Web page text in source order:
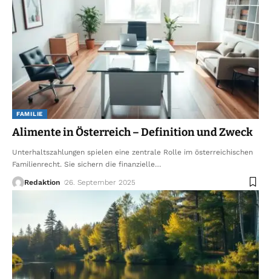
FAMILIE
Alimente in Österreich – Definition und Zweck
Unterhaltszahlungen spielen eine zentrale Rolle im österreichischen
Familienrecht. Sie sichern die finanzielle…
Redaktion 26. September 2025